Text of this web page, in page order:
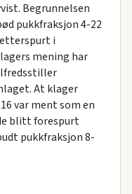
Begrunnelsen
pukkfraksjon 4-22
i
mening har
At klager
var ment som en
blitt forespurt
pukkfraksjon 8-